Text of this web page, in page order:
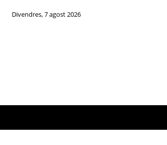
Divendres, 7 agost 2026